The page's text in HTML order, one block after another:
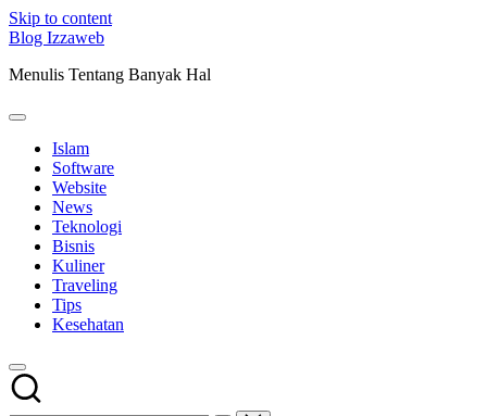
Skip to content
Blog Izzaweb
Menulis Tentang Banyak Hal
Islam
Software
Website
News
Teknologi
Bisnis
Kuliner
Traveling
Tips
Kesehatan